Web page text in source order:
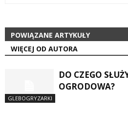
POWIĄZANE ARTYKUŁY
WIĘCEJ OD AUTORA
GLEBOGRYZARKI
DO CZEGO
OGRODOWA?